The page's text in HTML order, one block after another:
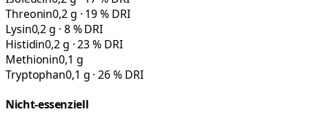
Threonin0,2 g · 19 % DRI
Lysin0,2 g · 8 % DRI
Histidin0,2 g · 23 % DRI
Methionin0,1 g
Tryptophan0,1 g · 26 % DRI
Nicht-essenziell